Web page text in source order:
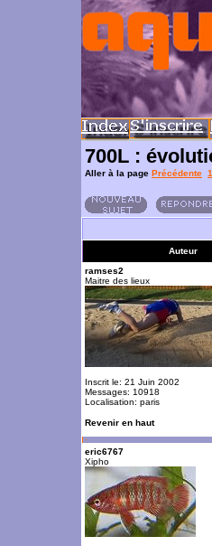
700L :
Aller à la page Précédente 1
Auteur
ramses2
Maitre des lieux
Inscrit le: 21 Juin 2002
Messages: 10918
Localisation: paris
Revenir en haut
eric6767
Xipho